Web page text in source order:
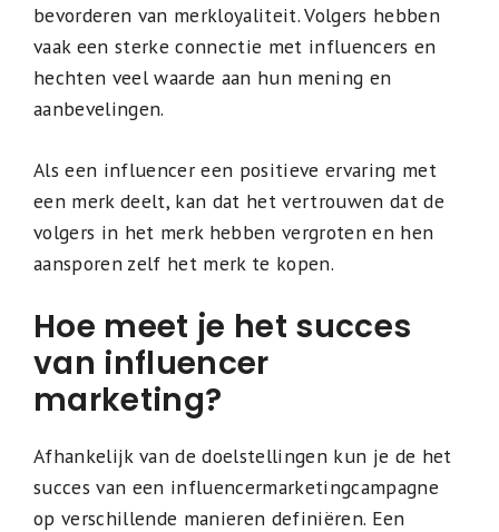
bevorderen van merkloyaliteit. Volgers hebben
vaak een sterke connectie met influencers en
hechten veel waarde aan hun mening en
aanbevelingen.
Als een influencer een positieve ervaring met
een merk deelt, kan dat het vertrouwen dat de
volgers in het merk hebben vergroten en hen
aansporen zelf het merk te kopen.
Hoe meet je het succes
van influencer
marketing?
Afhankelijk van de doelstellingen kun je de het
succes van een influencermarketingcampagne
op verschillende manieren definiëren. Een